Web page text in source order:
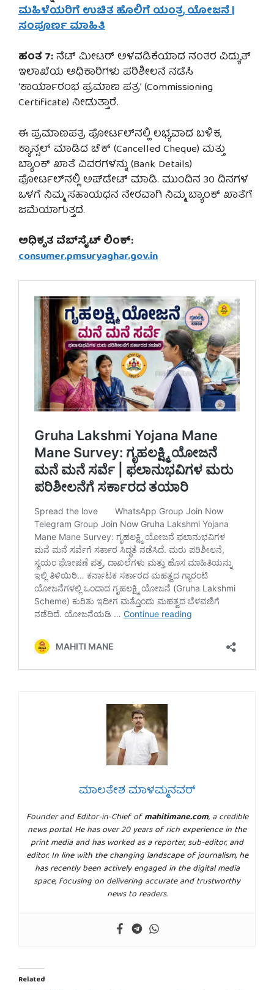
ಮಹಿಳೆಯರಿಗೆ ಉಚಿತ ಹೊಲಿಗೆ ಯಂತ್ರ ಯೋಜನೆ |
ಸಂಪೂರ್ಣ ಮಾಹಿತಿ
ಹಂತ 7:ನೆಟ್ ಮೀಟರ್ ಅಳವಡಿಕೆಯಾದ ನಂತರ ವಿದ್ಯುತ್
ಇಲಾಖೆಯ ಅಧಿಕಾರಿಗಳು ಪರಿಶೀಲನೆ ನಡೆಸಿ
‘ಕಾರ್ಯಾರಂಭ ಪ್ರಮಾಣ ಪತ್ರ’ (Commissioning
Certificate) ನೀಡುತ್ತಾರೆ.
ಈ ಪ್ರಮಾಣಪತ್ರ ಪೋರ್ಟಲ್‌ನಲ್ಲಿ ಲಭ್ಯವಾದ ಬಳಿಕ,
ಕ್ಯಾನ್ಸಲ್ ಮಾಡಿದ ಚೆಕ್ (Cancelled Cheque) ಮತ್ತು
ಬ್ಯಾಂಕ್ ಖಾತೆ ವಿವರಗಳನ್ನು (Bank Details)
ಪೋರ್ಟಲ್‌ನಲ್ಲಿ ಅಪ್‌ಡೇಟ್ ಮಾಡಿ. ಮುಂದಿನ 30 ದಿನಗಳ
ಒಳಗೆ ನಿಮ್ಮ ಸಹಾಯಧನ ನೇರವಾಗಿ ನಿಮ್ಮ ಬ್ಯಾಂಕ್ ಖಾತೆಗೆ
ಜಮೆಯಾಗುತ್ತದೆ.
ಅಧಿಕೃತ ವೆಬ್‌ಸೈಟ್ ಲಿಂಕ್:
consumer.pmsuryaghar.gov.in
ಮಾಲತೇಶ ಮಾಳಮ್ಮನವರ್
Founder and Editor-in-Chief ofmahitimane.com, a credible
news portal. He has over 20 years of rich experience in the
print media and has worked as a reporter, sub-editor, and
editor. In line with the changing landscape of journalism, he
has recently been actively engaged in the digital media
space, focusing on delivering accurate and trustworthy
news to readers.
Related